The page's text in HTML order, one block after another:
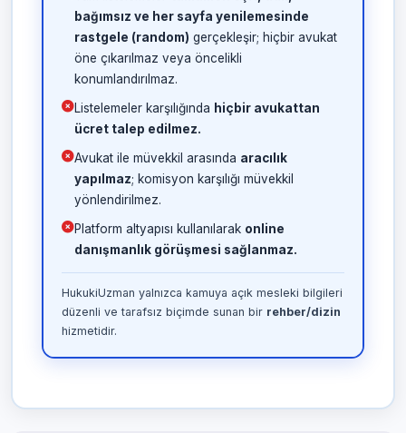
bağımsız ve her sayfa yenilemesinde
rastgele (random) gerçekleşir; hiçbir avukat
öne çıkarılmaz veya öncelikli
konumlandırılmaz.
Listelemeler karşılığında hiçbir avukattan
ücret talep edilmez.
Avukat ile müvekkil arasında aracılık
yapılmaz; komisyon karşılığı müvekkil
yönlendirilmez.
Platform altyapısı kullanılarak online
danışmanlık görüşmesi sağlanmaz.
HukukiUzman yalnızca kamuya açık mesleki bilgileri
düzenli ve tarafsız biçimde sunan bir rehber/dizin
hizmetidir.